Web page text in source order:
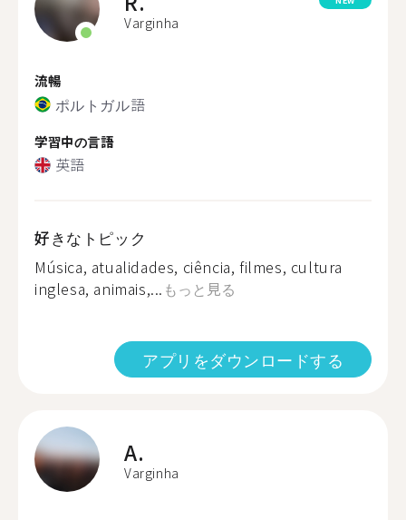
Varginha
流暢
ポルトガル語
学習中の言語
英語
好きなトピック
Música, atualidades, ciência, filmes, cultura
inglesa, animais,... もっと見る
アプリをダウンロードする
A.
Varginha